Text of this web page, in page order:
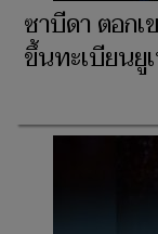
ซาบีดา ตอก
ขึ้นทะเบียนยู